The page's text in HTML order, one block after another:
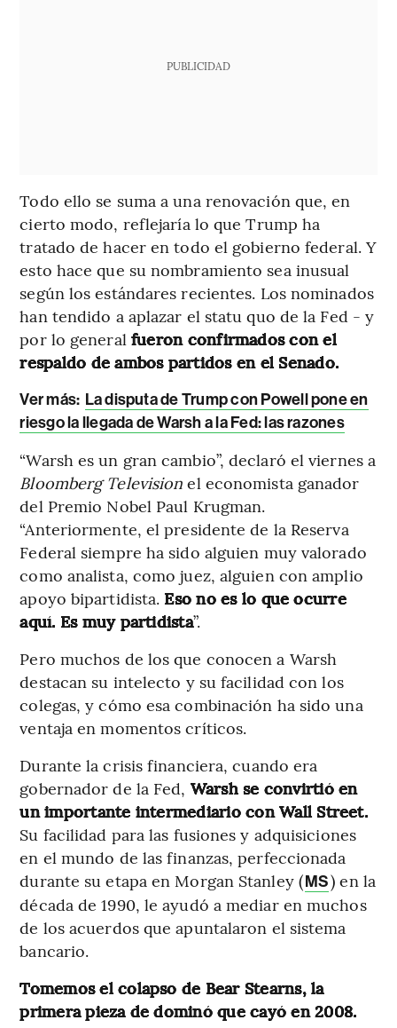
PUBLICIDAD
Todo ello se suma a una renovación que, en
cierto modo, reflejaría lo que Trump ha
tratado de hacer en todo el gobierno federal. Y
esto hace que su nombramiento sea inusual
según los estándares recientes. Los nominados
han tendido a aplazar el statu quo de la Fed - y
por lo general fueron confirmados con el
respaldo de ambos partidos en el Senado.
Ver más: La disputa de Trump con Powell pone en
riesgo la llegada de Warsh a la Fed: las razones
“Warsh es un gran cambio”, declaró el viernes a
Bloomberg Television el economista ganador
del Premio Nobel Paul Krugman.
“Anteriormente, el presidente de la Reserva
Federal siempre ha sido alguien muy valorado
como analista, como juez, alguien con amplio
apoyo bipartidista. Eso no es lo que ocurre
aquí. Es muy partidista”.
Pero muchos de los que conocen a Warsh
destacan su intelecto y su facilidad con los
colegas, y cómo esa combinación ha sido una
ventaja en momentos críticos.
Durante la crisis financiera, cuando era
gobernador de la Fed, Warsh se convirtió en
un importante intermediario con Wall Street.
Su facilidad para las fusiones y adquisiciones
en el mundo de las finanzas, perfeccionada
durante su etapa en Morgan Stanley (MS) en la
década de 1990, le ayudó a mediar en muchos
de los acuerdos que apuntalaron el sistema
bancario.
Tomemos el colapso de Bear Stearns, la
primera pieza de dominó que cayó en 2008.